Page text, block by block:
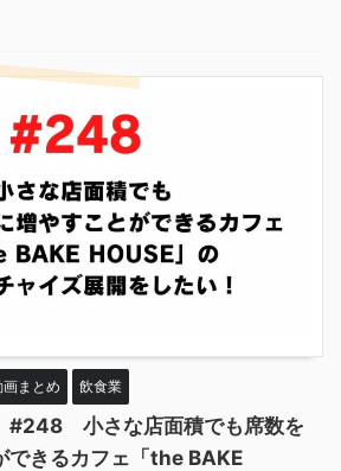
まとめ 飲食業
#248 小さな店面積でも席数を
できるカフェ「the BAKE